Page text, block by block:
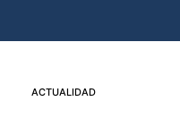
ACTUALIDAD